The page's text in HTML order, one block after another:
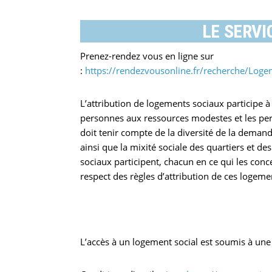
LE
Prenez-rendez vous en ligne sur
: https://rendezvousonline.fr/recherche/
L’attribution de logements sociaux
personnes aux ressources modestes et les
doit tenir compte de la diversité de la
ainsi que la mixité sociale des quartiers et
sociaux participent, chacun en ce qui les
respect des règles d’attribution de ces
L’accès à un logement social est soumis à